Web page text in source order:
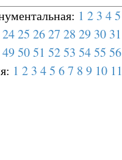
1 2 3 4 5
24 25 26 27 28 29 30 31
49 50 51 52 53 54 55 56
1 2 3 4 5 6 7 8 9 10 11